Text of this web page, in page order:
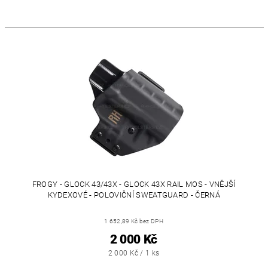
FROGY - GLOCK 43/43X - GLOCK 43X RAIL MOS - VNĚJŠÍ
KYDEXOVÉ - POLOVIČNÍ SWEATGUARD - ČERNÁ
1 652,89 Kč bez DPH
2 000 Kč
2 000 Kč / 1 ks